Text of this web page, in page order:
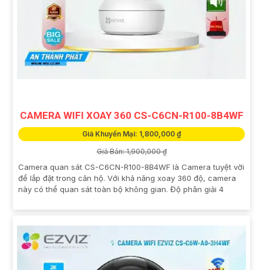
CAMERA WIFI XOAY 360 CS-C6CN-R100-8B4WF
Giá Khuyến Mại: 1,800,000 ₫
Giá Bán: 1,900,000 ₫
Camera quan sát CS-C6CN-R100-8B4WF là Camera tuyệt vời
để lắp đặt trong căn hộ. Với khả năng xoay 360 độ, camera
này có thể quan sát toàn bộ không gian. Độ phân giải 4